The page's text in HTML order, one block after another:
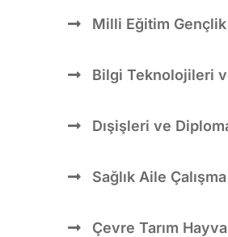
Milli Eğitim
Bilgi Teknolojileri
Dışişleri ve
Sağlık Aile
Çevre Tarım